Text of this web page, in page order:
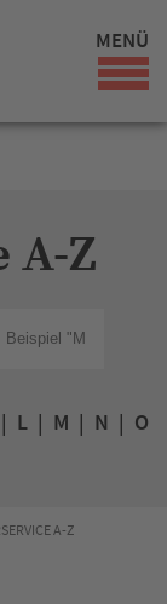
MENÜ
A-Z
| L | M | N | O
A-Z